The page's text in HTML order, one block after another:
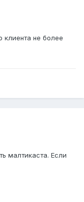
клиента не более
малтикаста. Если